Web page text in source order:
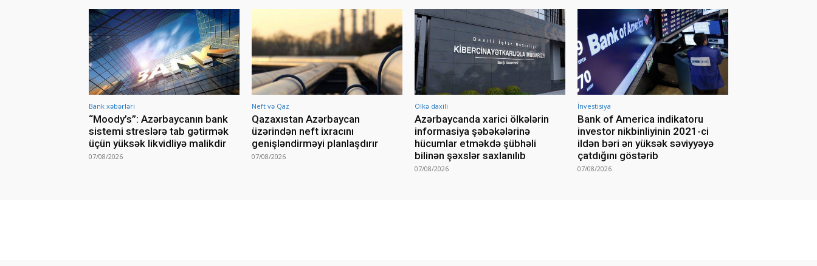
Bank xəbərləri
“Moody’s”: Azərbaycanın bank
sistemi streslərə tab gətirmək
üçün yüksək likvidliyə malikdir
07/08/2026
Neft və Qaz
Qazaxıstan Azərbaycan
üzərindən neft ixracını
genişləndirməyi planlaşdırır
07/08/2026
Ölkə daxili
Azərbaycanda xarici ölkələrin
informasiya şəbəkələrinə
hücumlar etməkdə şübhəli
bilinən şəxslər saxlanılıb
07/08/2026
İnvestisiya
Bank of America indikatoru
investor nikbinliyinin 2021-ci
ildən bəri ən yüksək səviyyəyə
çatdığını göstərib
07/08/2026